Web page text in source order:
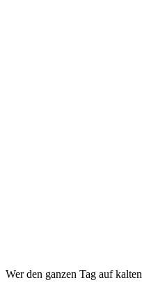
Wer den ganzen Tag auf